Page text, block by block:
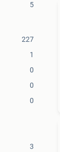
5
227
1
0
0
0
3